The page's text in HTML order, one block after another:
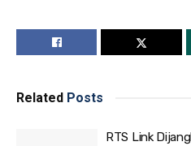
Related Posts
RTS Link